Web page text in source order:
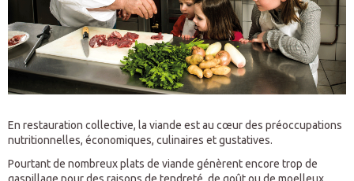
En restauration collective, la viande est au cœur des préoccupations
nutritionnelles, économiques, culinaires et gustatives.
Pourtant de nombreux plats de viande génèrent encore trop de